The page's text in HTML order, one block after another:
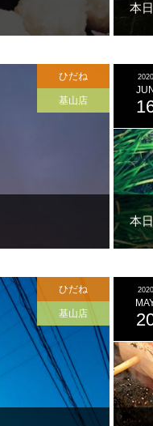
本
ひだね
基山店
本
2020
ひだね
基山店
2020